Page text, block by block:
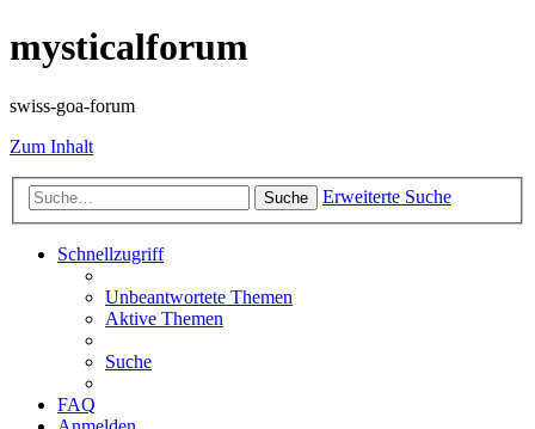
mysticalforum
swiss-goa-forum
Zum Inhalt
Suche Erweiterte Suche
Schnellzugriff
Unbeantwortete Themen
Aktive Themen
Suche
FAQ